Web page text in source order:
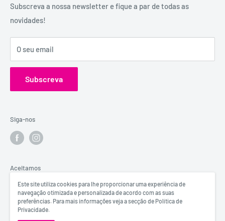
aconselhamento e atendimento personalizados e
Visita o Blog de Sexo e Amor da Erosfarma.
Política de Privacidade
Contactos
Catálogos
Subscreva a nossa newsletter e fique a par de todas as
novidades!
O seu email
Subscreva
Siga-nos
Aceitamos
Este site utiliza cookies para lhe proporcionar uma experiência de
navegação otimizada e personalizada de acordo com as suas
preferências. Para mais informações veja a secção de Política de
Privacidade.